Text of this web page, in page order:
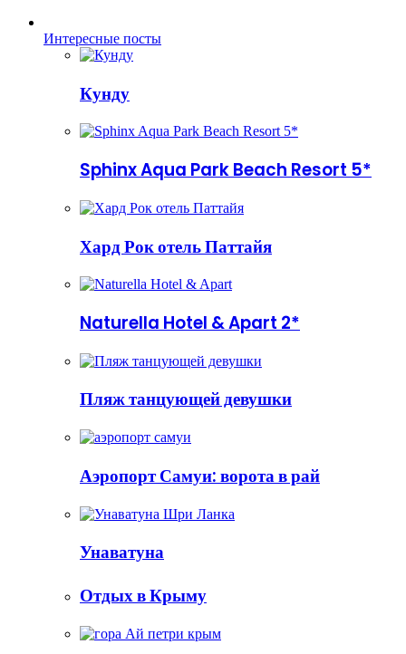
Интересные посты
Кунду
Sphinx Aqua Park Beach Resort 5*
Хард Рок отель Паттайя
Naturella Hotel & Apart 2*
Пляж танцующей девушки
Аэропорт Самуи: ворота в рай
Унаватуна
Отдых в Крыму